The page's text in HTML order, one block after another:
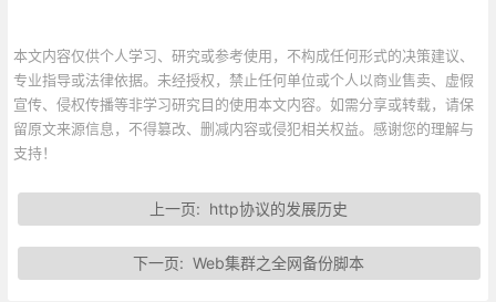
本文内容仅供个人学习、研究或参考使用，不构成任何形式的决策建议、
专业指导或法律依据。未经授权，禁止任何单位或个人以商业售卖、虚假
宣传、侵权传播等非学习研究目的使用本文内容。如需分享或转载，请保
留原文来源信息，不得篡改、删减内容或侵犯相关权益。感谢您的理解与
支持！
上一页: http协议的发展历史
下一页:Web集群之全网备份脚本